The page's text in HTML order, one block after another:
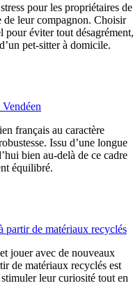
pour les propriétaires de
leur compagnon. Choisir
pour éviter tout désagrément,
pet-sitter à domicile.
français au caractère
Issu d’une longue
bien au-delà de ce cadre
équilibré.
partir de matériaux recyclés
jouer avec de nouveaux
de matériaux recyclés est
leur curiosité tout en